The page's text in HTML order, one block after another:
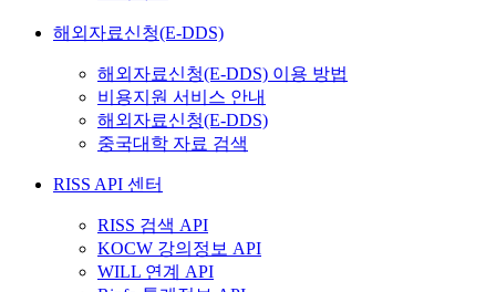
해외자료신청(E-DDS)
해외자료신청(E-DDS) 이용 방법
비용지원 서비스 안내
해외자료신청(E-DDS)
중국대학 자료 검색
RISS API 센터
RISS 검색 API
KOCW 강의정보 API
WILL 연계 API